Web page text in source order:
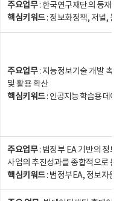
주요업무: 한국연구재단의 등재
핵심키워드: 정보화정책, 저널,
주요업무: 지능정보기술 개발 촉
및 활용 확산
핵심키워드: 인공지능 학습용 데
주요업무: 범정부 EA 기반의 정
사업의 추진성과를 종합적으로
핵심키워드: 범정부EA, 정보자